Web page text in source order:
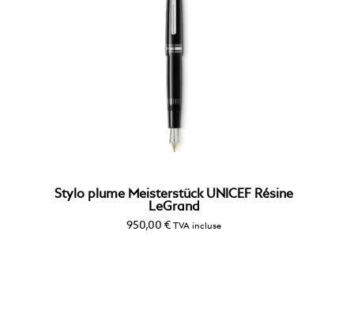
Stylo plume Meisterstück UNICEF Résine
LeGrand
950,00 € TVA incluse